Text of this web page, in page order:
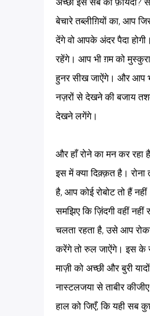
बेचारे तब्लीग़ियों का, आप
देंगे वो आपके अंदर पैदा
रहेंगे। आप भी ग़म को
हुनर सीख जाऐंगे। और आप
नज़रों से देखने की बजाय
देखने लगेंगे।
और हाँ रोने का मन कर रहा है
इस में क्या दिक़्क़त है।
है, आप कोई रोबोट तो हैं
समझिए कि ज़िंदगी वहीं
चलता रहता है, उसे आप
करेंगे तो रुल जाऐंगे। इस के
माज़ी को अच्छी और बुरी
नास्टलजया से ताबीर
हाल को जिएँ, कि यही सब